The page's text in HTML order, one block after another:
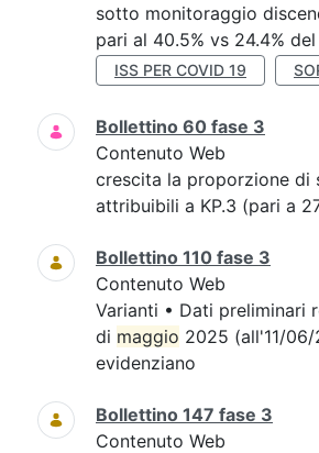
sotto monitoraggio
pari al 40.5% vs 24.4%
ISS PER COVID 19
Bollettino 60 fase 3
Contenuto Web
crescita la proporzione di
attribuibili a KP.3 (pari a
Bollettino 110 fase 3
Contenuto Web
Varianti • Dati preliminari
di maggio 2025 (all'11/
evidenziano
Bollettino 147 fase 3
Contenuto Web